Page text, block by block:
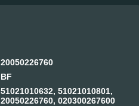
20050226760
BF
51021010632, 51021010801,
20050226760, 020300267600